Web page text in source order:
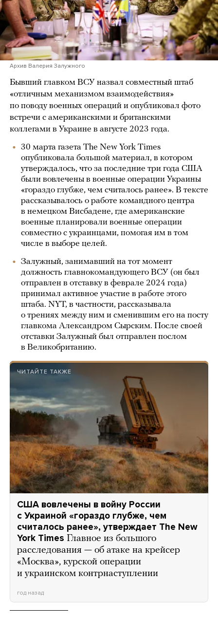
Архив Валерия Залужного
Бывший главком ВСУ назвал совместный штаб
«отличным механизмом взаимодействия»
по поводу военных операций и опубликовал фото
встречи с американскими и британскими
коллегами в Украине в августе 2023 года.
30 марта газета The New York Times
опубликовала большой материал, в котором
утверждалось, что за последние три года США
были вовлечены в военные операции Украины
«гораздо глубже, чем считалось ранее». В тексте
рассказывалось о работе командного центра
в немецком Висбадене, где американские
военные планировали военные операции
совместно с украинцами, помогая им в том
числе в выборе целей.
Залужный, занимавший на тот момент
должность главнокомандующего ВСУ (он был
отправлен в отставку в феврале 2024 года)
принимал активное участие в работе этого
штаба. NYT, в частности, рассказывала
о трениях между ним и сменившим его на посту
главкома Александром Сырским. После своей
отставки Залужный был отправлен послом
в Великобританию.
ЧИТАЙТЕ ТАКЖЕ
США вовлечены в войну России
с Украиной «гораздо глубже, чем
считалось ранее», утверждает The New
York Times Главное из большого
расследования — об атаке на крейсер
«Москва», курской операции
и украинском контрнаступлении
год назад